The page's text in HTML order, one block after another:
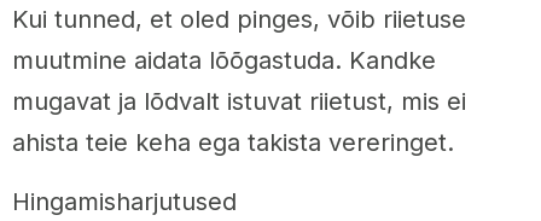
Kui tunned, et oled pinges, võib riietuse
muutmine aidata lõõgastuda. Kandke
mugavat ja lõdvalt istuvat riietust, mis ei
ahista teie keha ega takista vereringet.
Hingamisharjutused